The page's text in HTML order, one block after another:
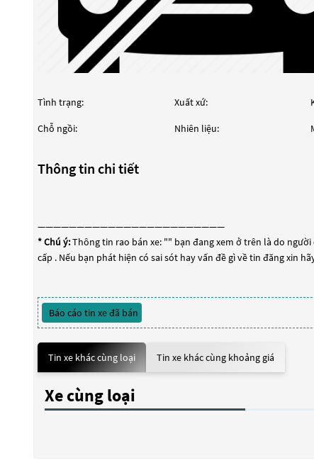
Tình trạng: Xuất xứ:
Chỗ ngồi: Nhiên liệu:
Thông tin chi tiết
————————————————————————
* Chú ý:Thông tin rao bán xe: "" bạn đang xem ở trên là do
cấp . Nếu bạn phát hiện có sai sót hay vấn đề gì về tin đăng xin
Báo cáo tin xe đã bán
Tin xe khác cùng loại Tin xe khác cùng khoảng giá
Xe cùng loại